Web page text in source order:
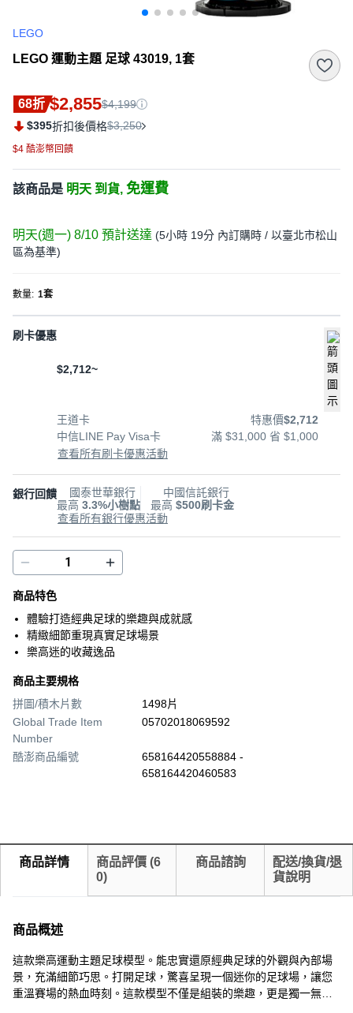
LEGO
LEGO 運動主題 足球 43019, 1套
68折 $2,855$4,199
$395折扣後價格$3,250
$4 酷澎幣回饋
該商品是 明天 到貨, 免運費
明天(週一) 8/10 預計送達 (5小時 19分 內訂購時 / 以臺北市松山
區為基準)
數量: 1套
刷卡優惠
$2,712~
王道卡 特惠價$2,712
中信LINE Pay Visa卡
滿 $31,000 省 $1,000
查看所有刷卡優惠活動
銀行回饋
國泰世華銀行
最高 3.3%小樹點
中國信託銀行
最高 $500刷卡金
查看所有銀行優惠活動
商品特色
體驗打造經典足球的樂趣與成就感
精緻細節重現真實足球場景
樂高迷的收藏逸品
商品主要規格
拼圖/積木片數
1498片
Global Trade Item
Number
05702018069592
酷澎商品編號
658164420558884 -
658164420460583
商品詳情 商品評價 (6
0)
商品諮詢
配送/換貨/退
貨說明
商品概述
這款樂高運動主題足球模型。能忠實還原經典足球的外觀與內部場
景，充滿細節巧思。打開足球，驚喜呈現一個迷你的足球場，讓您
重溫賽場的熱血時刻。這款模型不僅是組裝的樂趣，更是獨一無二